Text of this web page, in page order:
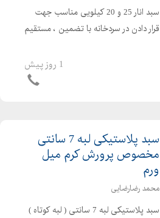
سبد انار 25 و 20 کیلویی مناسب جهت
قرار دادن در سردخانه با تضمین ، مستقیم
کنید گروه صنعتی ری پلاستیک: ۰۲۱۳۳۳۸۲۰۰۶
1 روز پیش
سبد پلاستیکی لبه 7 سانتی
مخصوص پرورش کرم میل
ورم
محمد رضارضایی
سبد پلاستیکی لبه 7 سانتی ( لبه کوتاه )